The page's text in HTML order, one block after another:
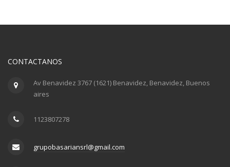
CONTACTANOS
Av Benavidez 3767 (1621) Benavidez, Benavidez, Buenos
aires
1123807278
grupobasariansrl@gmail.com